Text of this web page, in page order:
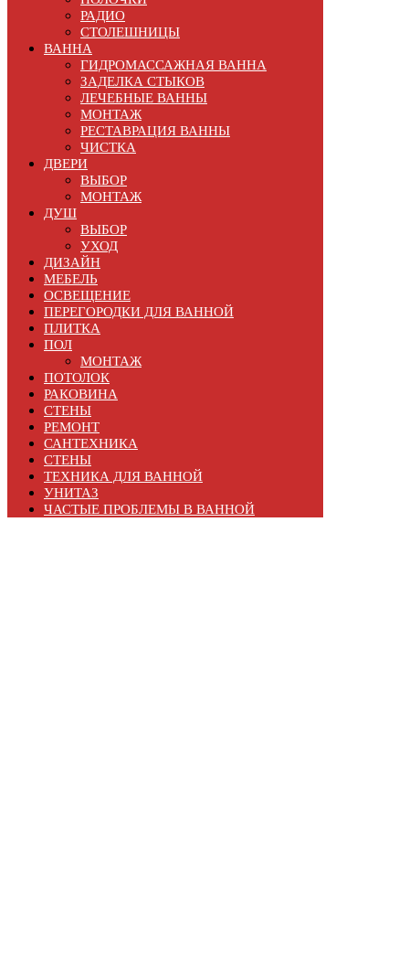
РАДИО
СТОЛЕШНИЦЫ
ВАННА
ГИДРОМАССАЖНАЯ ВАННА
ЗАДЕЛКА СТЫКОВ
ЛЕЧЕБНЫЕ ВАННЫ
МОНТАЖ
РЕСТАВРАЦИЯ ВАННЫ
ЧИСТКА
ДВЕРИ
ВЫБОР
МОНТАЖ
ДУШ
ВЫБОР
УХОД
ДИЗАЙН
МЕБЕЛЬ
ОСВЕЩЕНИЕ
ПЕРЕГОРОДКИ ДЛЯ ВАННОЙ
ПЛИТКА
ПОЛ
МОНТАЖ
ПОТОЛОК
РАКОВИНА
СТЕНЫ
РЕМОНТ
САНТЕХНИКА
СТЕНЫ
ТЕХНИКА ДЛЯ ВАННОЙ
УНИТАЗ
ЧАСТЫЕ ПРОБЛЕМЫ В ВАННОЙ